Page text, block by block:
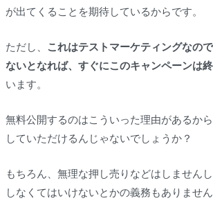
が出てくることを期待しているからです。
ただし、 これはテストマーケティングなの
ないとなれば、すぐにこのキャンペーンは
います。
無料公開するのはこういった理由があるか
していただけるんじゃないでしょうか？
もちろん、無理な押し売りなどはしません
しなくてはいけないとかの義務もありません